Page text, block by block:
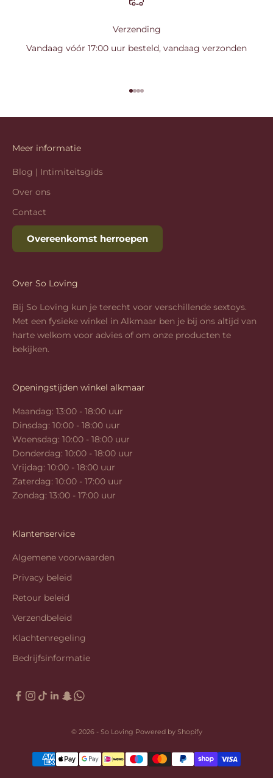
Verzending
Vandaag vóór 17:00 uur besteld, vandaag verzonden
Naar artikel 1
Naar artikel 2
Naar artikel 3
Naar artikel 4
Meer informatie
Blog | Intimiteitsgids
Over ons
Contact
Overeenkomst herroepen
Over So Loving
Bij So Loving kun je terecht voor verschillende sextoys.
Met een fysieke winkel in Alkmaar ben je bij ons altijd van
harte welkom voor advies of om onze producten te
bekijken.
Openingstijden winkel alkmaar
Maandag: 13:00 - 18:00 uur
Dinsdag: 10:00 - 18:00 uur
Woensdag: 10:00 - 18:00 uur
Donderdag: 10:00 - 18:00 uur
Vrijdag: 10:00 - 18:00 uur
Zaterdag: 10:00 - 17:00 uur
Zondag: 13:00 - 17:00 uur
Klantenservice
Algemene voorwaarden
Privacy beleid
Retour beleid
Verzendbeleid
Klachtenregeling
Bedrijfsinformatie
© 2026 - So Loving Powered by Shopify